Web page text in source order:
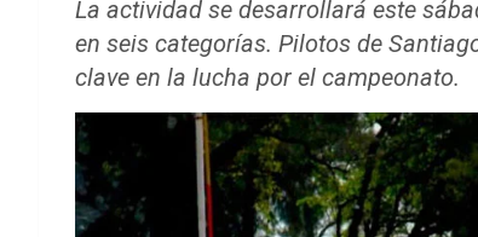
La actividad se desarrollará este
en seis categorías. Pilotos de
clave en la lucha por el campeonato.